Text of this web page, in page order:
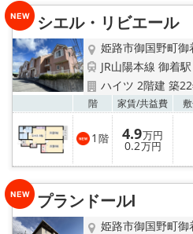
シエル・リビエール
姫路市御国野町御
JR山陽本線 御着
ハイツ 2階建 築
階 家賃/共益費
1 階 4.9万円
0.2万円
プランドールⅠ
姫路市御国野町御